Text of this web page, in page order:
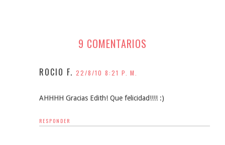
9 COMENTARIOS
ROCIO F. 22/8/10 8:21 P. M.
AHHHH Gracias Edith! Que felicidad!!!! :)
RESPONDER